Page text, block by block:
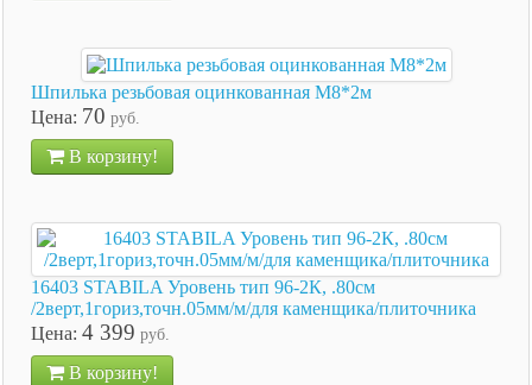
Шпилька резьбовая оцинкованная М8*2м
Цена: 70 руб.
В корзину!
16403 STABILA Уровень тип 96-2К, .80см
/2верт,1гориз,точн.05мм/м/для каменщика/плиточника
Цена: 4 399 руб.
В корзину!